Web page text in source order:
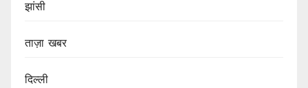
झांसी
ताज़ा खबर
दिल्ली